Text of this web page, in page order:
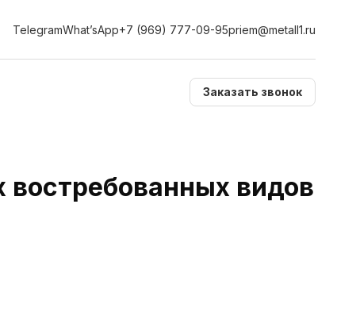
TelegramWhat’sApp+7 (969) 777-09-95priem@metall1.ru
Заказать звонок
видов